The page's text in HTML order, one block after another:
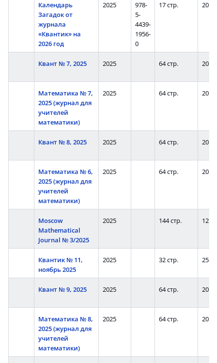
Календарь
Загадок от
журнала
«Квантик» на
2026 год
2025
978-
5-
4439-
1956-
0
17 стр. 20
Квант № 7, 2025 2025 64 стр. 20
Математика № 7,
2025 (журнал для
учителей
математики)
2025 64 стр. 20
Квант № 8, 2025 2025 64 стр. 20
Математика № 6,
2025 (журнал для
учителей
математики)
2025 64 стр. 20
Moscow
Mathematical
Journal № 3/2025
2025 144 стр. 12
Квантик № 11,
ноябрь 2025
2025 32 стр. 25
Квант № 9, 2025 2025 64 стр. 20
Математика № 8,
2025 (журнал для
учителей
математики)
2025 64 стр. 20